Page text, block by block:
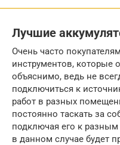
Лучшие
Очень часто
инструментов, которые
объяснимо, ведь не
подключиться к
работ в разных
постоянно таскать за
подключая его к
в данном случае будет